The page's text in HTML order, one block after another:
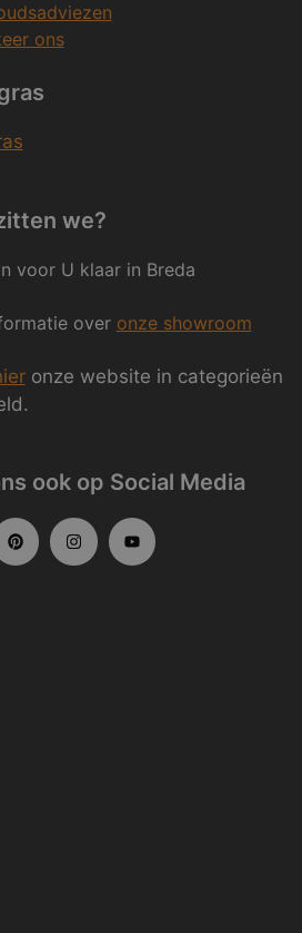
ons
we?
voor U klaar in Breda
over onze showroom
onze website in categorieën
ook op Social Media